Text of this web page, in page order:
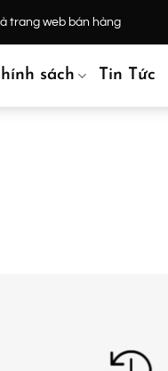
trang web bán hàng
sách Tin Tức